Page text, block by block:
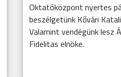
Oktatóközpont nyertes
beszélgetünk Kővári
Valamint vendégünk lesz
Fidelitas elnöke.